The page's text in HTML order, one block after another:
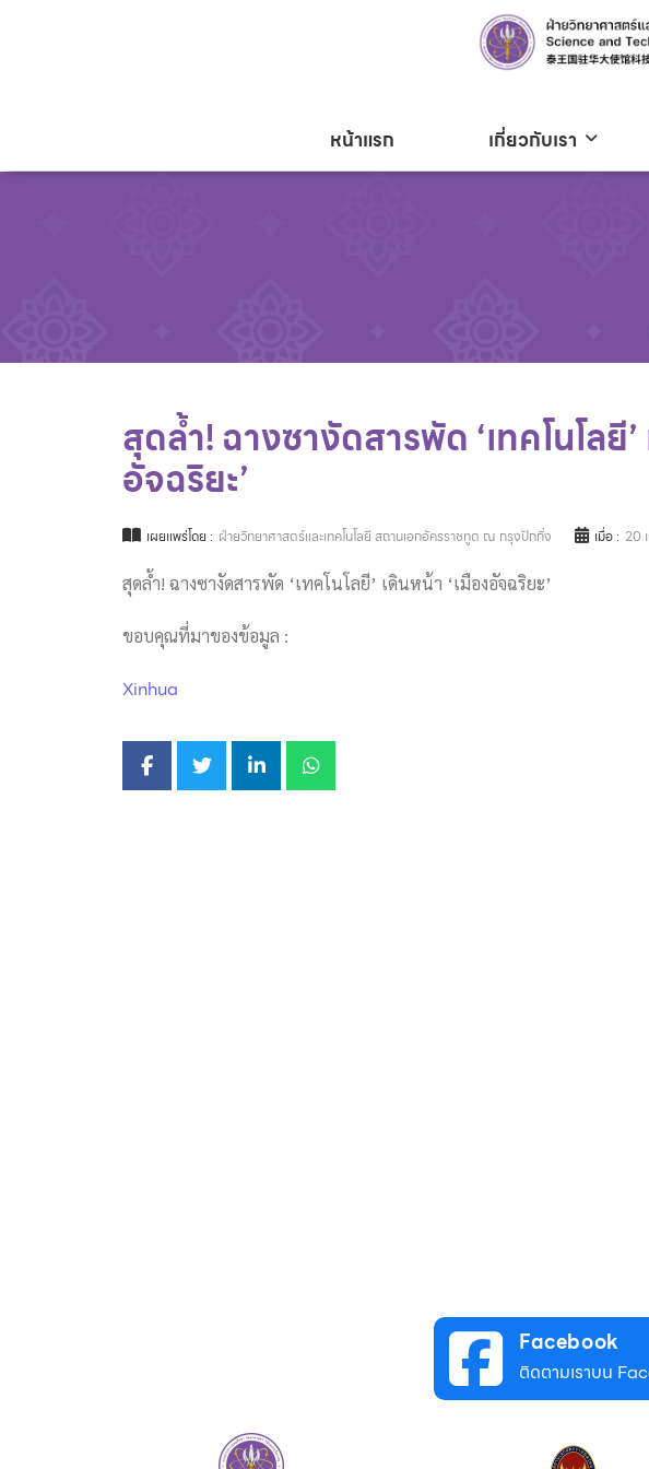
หน้าแรก เกี่ยวกับเรา
สุดล้ำ! ฉางซางัดสารพัด ‘เทคโนโลยี’
อัจฉริยะ’
เผยแพร่โดย : ฝ่ายวิทยาศาสตร์และเทคโนโลยี สถานเอกอัครราชทูต ณ กรุงปักกิ่ง เมื่อ : 20
สุดล้ำ! ฉางซางัดสารพัด ‘เทคโนโลยี’ เดินหน้า ‘เมืองอัจฉริยะ’
ขอบคุณที่มาของข้อมูล :
Xinhua
Facebook
ติดตามเราบน